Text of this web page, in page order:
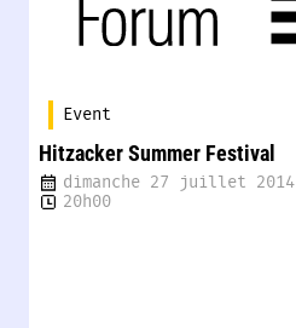
Event
Hitzacker Summer Festival
dimanche 27 juillet 2014
20h00